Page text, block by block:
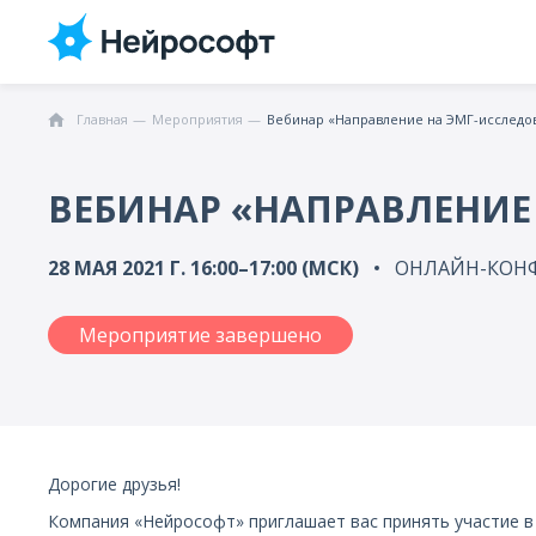
Главная Мероприятия Вебинар «Направление на ЭМГ-
ВЕБИНАР
28 МАЯ 2021 Г. 16:00–17:00 (МСК) ОНЛАЙН-
Мероприятие завершено
Дорогие друзья!
Компания «Нейрософт» приглашает вас принять участие